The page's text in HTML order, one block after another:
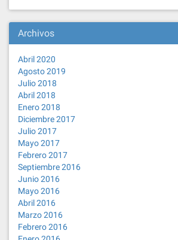
Archivos
Abril 2020
Agosto 2019
Julio 2018
Abril 2018
Enero 2018
Diciembre 2017
Julio 2017
Mayo 2017
Febrero 2017
Septiembre 2016
Junio 2016
Mayo 2016
Abril 2016
Marzo 2016
Febrero 2016